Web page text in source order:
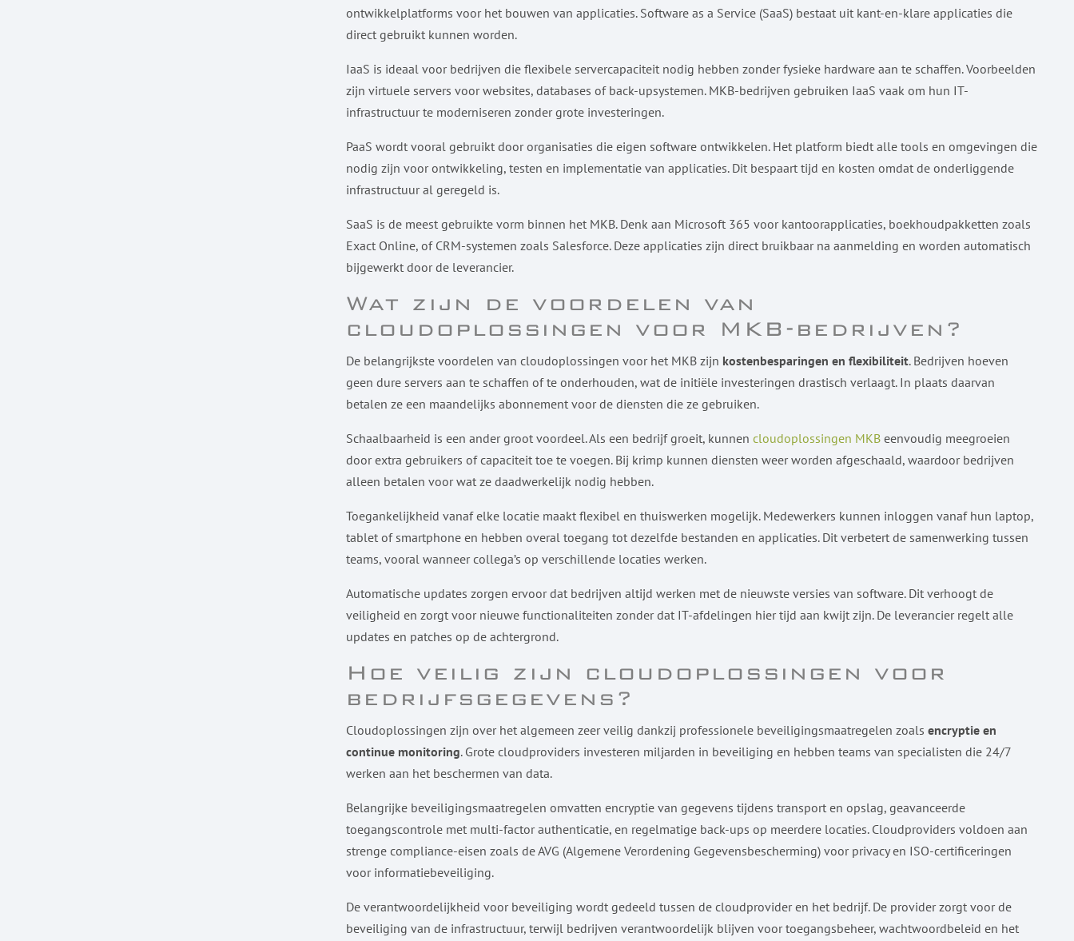
ontwikkelplatforms voor het bouwen van applicaties. Software as a Service (SaaS) bestaat uit kant-en-klare applicaties die
direct gebruikt kunnen worden.
IaaS is ideaal voor bedrijven die flexibele servercapaciteit nodig hebben zonder fysieke hardware aan te schaffen. Voorbeelden
zijn virtuele servers voor websites, databases of back-upsystemen. MKB-bedrijven gebruiken IaaS vaak om hun IT-
infrastructuur te moderniseren zonder grote investeringen.
PaaS wordt vooral gebruikt door organisaties die eigen software ontwikkelen. Het platform biedt alle tools en omgevingen die
nodig zijn voor ontwikkeling, testen en implementatie van applicaties. Dit bespaart tijd en kosten omdat de onderliggende
infrastructuur al geregeld is.
SaaS is de meest gebruikte vorm binnen het MKB. Denk aan Microsoft 365 voor kantoorapplicaties, boekhoudpakketten zoals
Exact Online, of CRM-systemen zoals Salesforce. Deze applicaties zijn direct bruikbaar na aanmelding en worden automatisch
bijgewerkt door de leverancier.
Wat zijn de voordelen van
cloudoplossingen voor MKB-bedrijven?
De belangrijkste voordelen van cloudoplossingen voor het MKB zijn kostenbesparingen en flexibiliteit. Bedrijven hoeven
geen dure servers aan te schaffen of te onderhouden, wat de initiële investeringen drastisch verlaagt. In plaats daarvan
betalen ze een maandelijks abonnement voor de diensten die ze gebruiken.
Schaalbaarheid is een ander groot voordeel. Als een bedrijf groeit, kunnencloudoplossingen MKB eenvoudig meegroeien
door extra gebruikers of capaciteit toe te voegen. Bij krimp kunnen diensten weer worden afgeschaald, waardoor bedrijven
alleen betalen voor wat ze daadwerkelijk nodig hebben.
Toegankelijkheid vanaf elke locatie maakt flexibel en thuiswerken mogelijk. Medewerkers kunnen inloggen vanaf hun laptop,
tablet of smartphone en hebben overal toegang tot dezelfde bestanden en applicaties. Dit verbetert de samenwerking tussen
teams, vooral wanneer collega’s op verschillende locaties werken.
Automatische updates zorgen ervoor dat bedrijven altijd werken met de nieuwste versies van software. Dit verhoogt de
veiligheid en zorgt voor nieuwe functionaliteiten zonder dat IT-afdelingen hier tijd aan kwijt zijn. De leverancier regelt alle
updates en patches op de achtergrond.
Hoe veilig zijn cloudoplossingen voor
bedrijfsgegevens?
Cloudoplossingen zijn over het algemeen zeer veilig dankzij professionele beveiligingsmaatregelen zoalsencryptie en
continue monitoring. Grote cloudproviders investeren miljarden in beveiliging en hebben teams van specialisten die 24/7
werken aan het beschermen van data.
Belangrijke beveiligingsmaatregelen omvatten encryptie van gegevens tijdens transport en opslag, geavanceerde
toegangscontrole met multi-factor authenticatie, en regelmatige back-ups op meerdere locaties. Cloudproviders voldoen aan
strenge compliance-eisen zoals de AVG (Algemene Verordening Gegevensbescherming) voor privacy en ISO-certificeringen
voor informatiebeveiliging.
De verantwoordelijkheid voor beveiliging wordt gedeeld tussen de cloudprovider en het bedrijf. De provider zorgt voor de
beveiliging van de infrastructuur, terwijl bedrijven verantwoordelijk blijven voor toegangsbeheer, wachtwoordbeleid en het